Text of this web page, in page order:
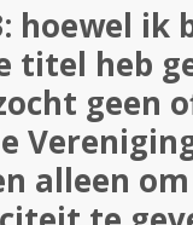
hoewel ik
titel heb
geen
alleen